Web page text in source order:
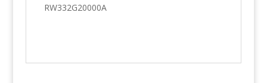
RW332G20000A